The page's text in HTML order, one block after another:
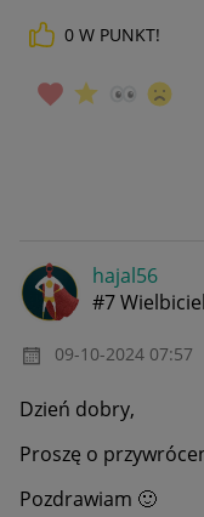
0 W PUNKT!
hajal56
#7 Wielbiciel
‎09-10-2024 07:57
Dzień dobry,
Proszę o
Pozdrawiam 🙂